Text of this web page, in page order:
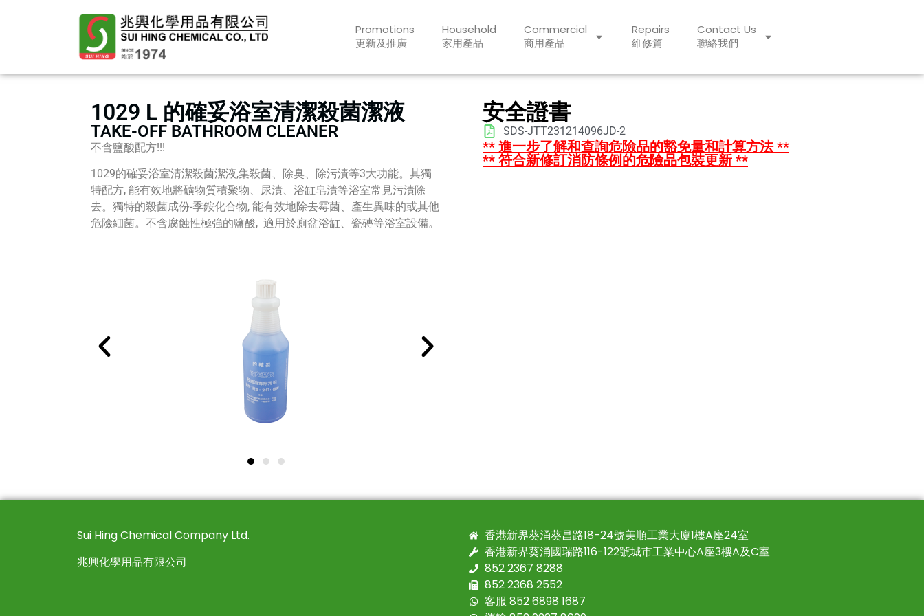
Promotions
更新及推廣
Household
家用產品
Commercial
商用產品
Repairs
維修篇
Contact Us
聯絡我們
1029 L 的確妥浴室清潔殺菌潔液
TAKE-OFF BATHROOM CLEANER
不含鹽酸配方!!!
1029的確妥浴室清潔殺菌潔液,集殺菌、除臭、除污漬等3大功能。其獨
特配方, 能有效地將礦物質積聚物、尿漬、浴缸皂漬等浴室常見污漬除
去。獨特的殺菌成份-季銨化合物, 能有效地除去霉菌、產生異味的或其他
危險細菌。不含腐蝕性極強的鹽酸, 適用於廁盆浴缸、瓷磚等浴室設備。
安全證書
SDS-JTT231214096JD-2
** 進一步了解和查詢危險品的豁免量和計算方法 **
** 符合新修訂消防條例的危險品包裝更新 **
Sui Hing Chemical Company Ltd.
兆興化學用品有限公司
香港新界葵涌葵昌路18-24號美順工業大廈1樓A座24室
香港新界葵涌國瑞路116-122號城市工業中心A座3樓A及C室
852 2367 8288
852 2368 2552
客服 852 6898 1687